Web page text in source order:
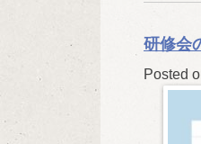
研修会
Posted